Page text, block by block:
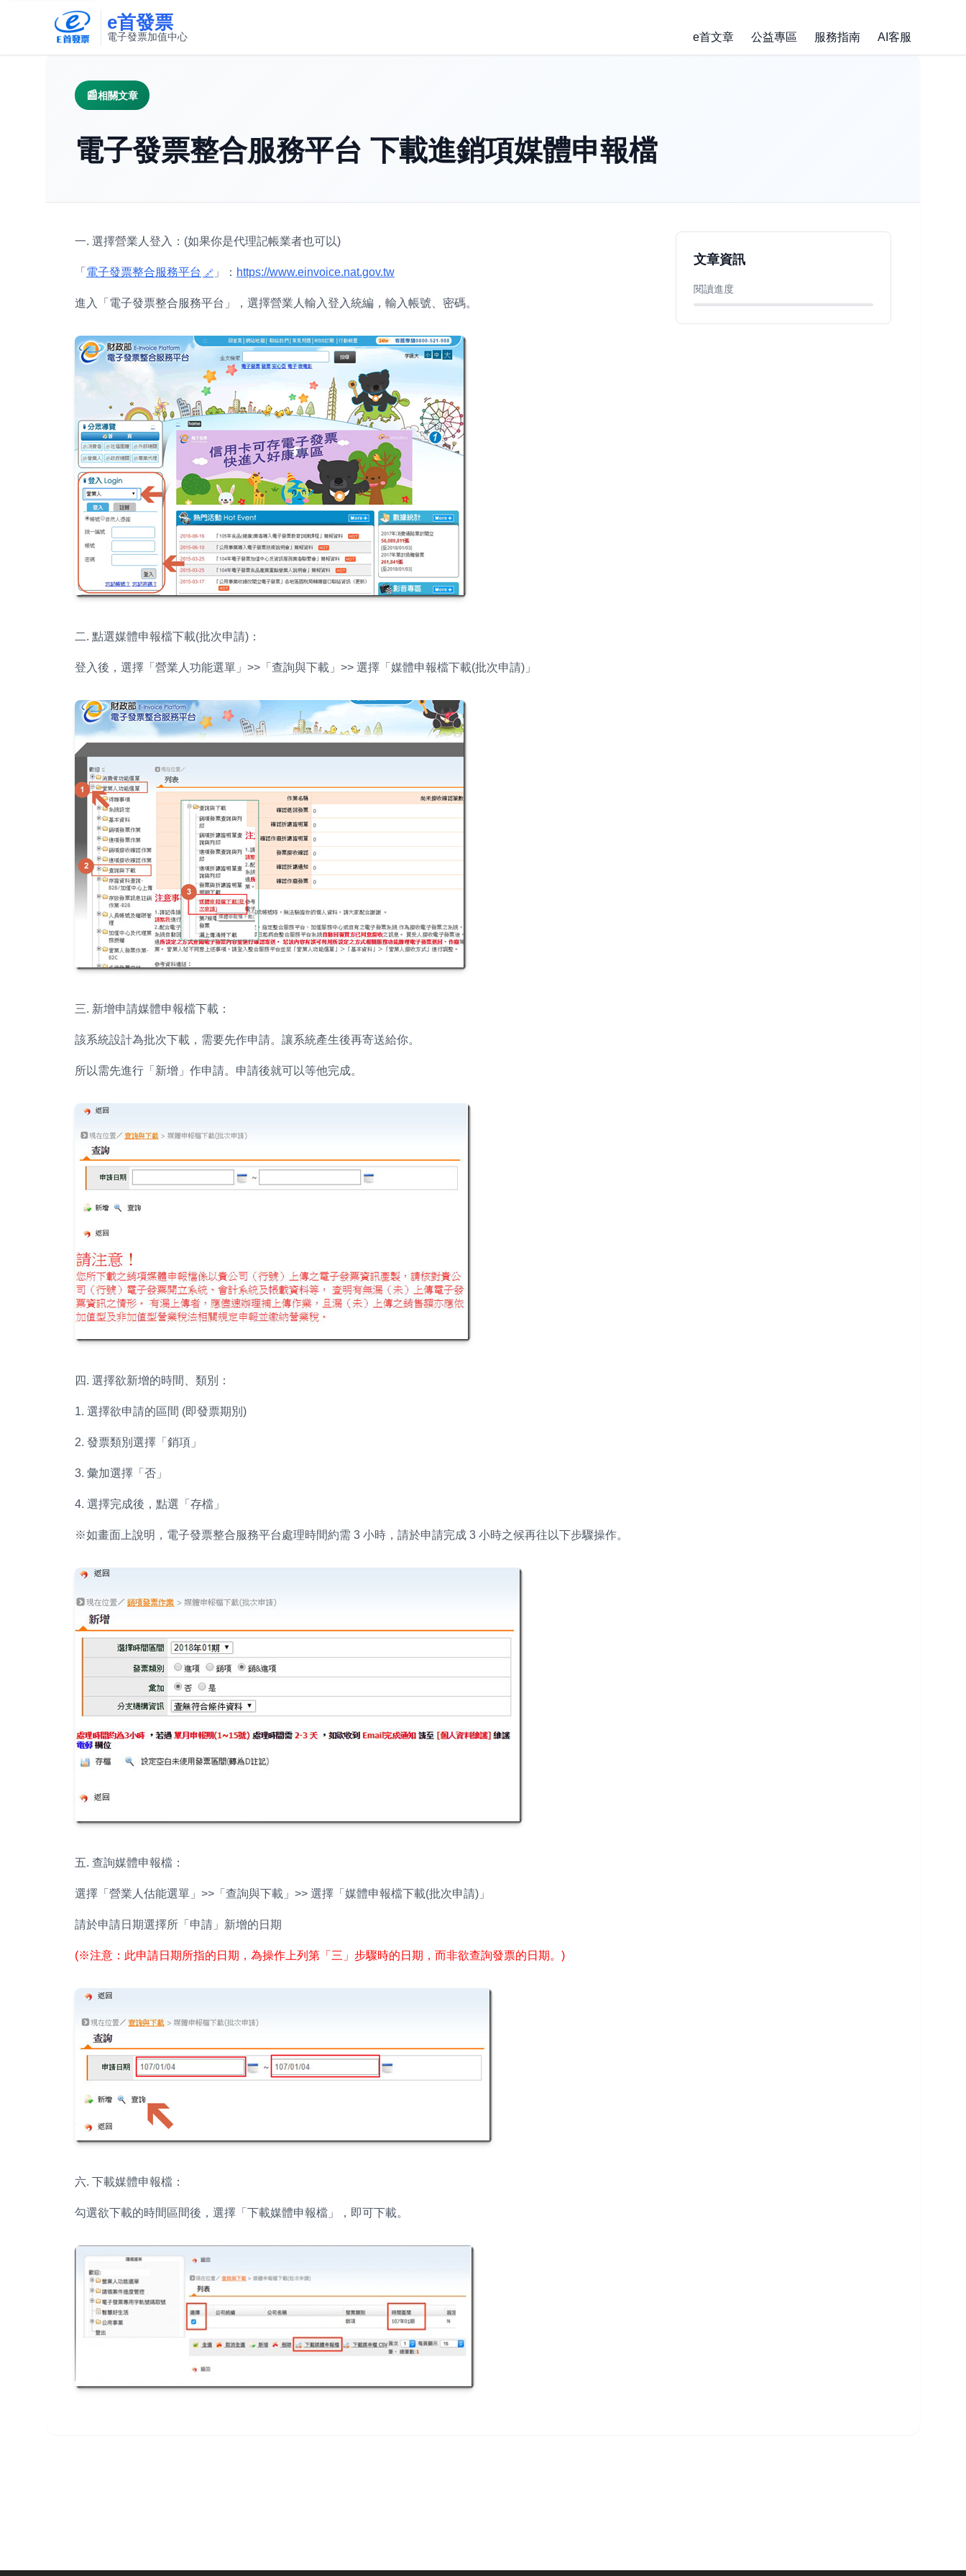
e首發票
電子發票加值中心 e首文章 公益專區 服務指南 AI客服
相關文章
電子發票整合服務平台 下載進銷項媒體申報檔
一. 選擇營業人登入：(如果你是代理記帳業者也可以)
「 電子發票整合服務平台 」： https://www.einvoice.nat.gov.tw
進入「電子發票整合服務平台」，選擇營業人輸入登入統編，輸入帳號、密碼。
二. 點選媒體申報檔下載(批次申請)：
登入後，選擇「營業人功能選單」>>「查詢與下載」>> 選擇「媒體申報檔下載(批次申請)」
三. 新增申請媒體申報檔下載：
該系統設計為批次下載，需要先作申請。讓系統產生後再寄送給你。
所以需先進行「新增」作申請。申請後就可以等他完成。
四. 選擇欲新增的時間、類別：
1. 選擇欲申請的區間 (即發票期別)
2. 發票類別選擇「銷項」
3. 彙加選擇「否」
4. 選擇完成後，點選「存檔」
※如畫面上說明，電子發票整合服務平台處理時間約需 3 小時，請於申請完成 3 小時之候再往以下步驟操作。
五. 查詢媒體申報檔：
選擇「營業人估能選單」>>「查詢與下載」>> 選擇「媒體申報檔下載(批次申請)」
請於申請日期選擇所「申請」新增的日期
(※注意：此申請日期所指的日期，為操作上列第「三」步驟時的日期，而非欲查詢發票的日期。)
六. 下載媒體申報檔：
勾選欲下載的時間區間後，選擇「下載媒體申報檔」，即可下載。
文章資訊
閱讀進度